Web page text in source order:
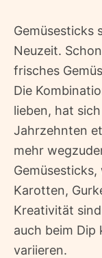
Gemüsesticks
Neuzeit.
frisches
Die
lieben, hat
Jahrzehnten
mehr
Karotten,
Kreativität
auch beim Dip
variieren.